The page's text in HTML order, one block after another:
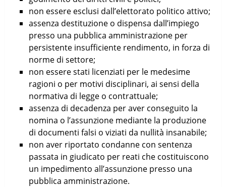
non essere esclusi dall’elettorato politico attivo;
assenza destituzione o dispensa dall’impiego
presso una pubblica amministrazione per
persistente insufficiente rendimento, in forza di
norme di settore;
non essere stati licenziati per le medesime
ragioni o per motivi disciplinari, ai sensi della
normativa di legge o contrattuale;
assenza di decadenza per aver conseguito la
nomina o l’assunzione mediante la produzione
di documenti falsi o viziati da nullità insanabile;
non aver riportato condanne con sentenza
passata in giudicato per reati che costituiscono
un impedimento all’assunzione presso una
pubblica amministrazione.